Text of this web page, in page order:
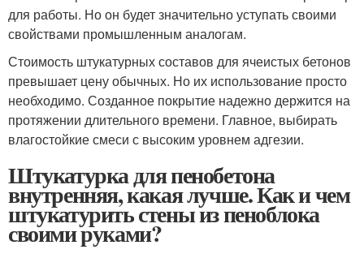
для работы. Но он будет значительно уступать своими
свойствами промышленным аналогам.
Стоимость штукатурных составов для ячеистых бетонов
превышает цену обычных. Но их использование просто
необходимо. Созданное покрытие надежно держится на
протяжении длительного времени. Главное, выбирать
влагостойкие смеси с высоким уровнем адгезии.
Штукатурка для пенобетона
внутренняя, какая лучше. Как и чем
штукатурить стены из пеноблока
своими руками?